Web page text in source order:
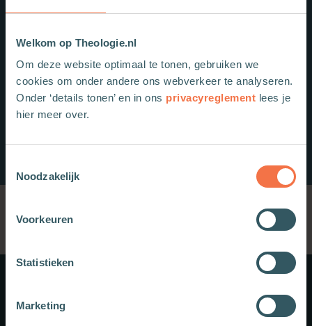
Welkom op Theologie.nl
Om deze website optimaal te tonen, gebruiken we
cookies om onder andere ons webverkeer te analyseren.
Onder ‘details tonen’ en in ons privacyreglement lees je
hier meer over.
Noodzakelijk
Voorkeuren
Statistieken
Marketing